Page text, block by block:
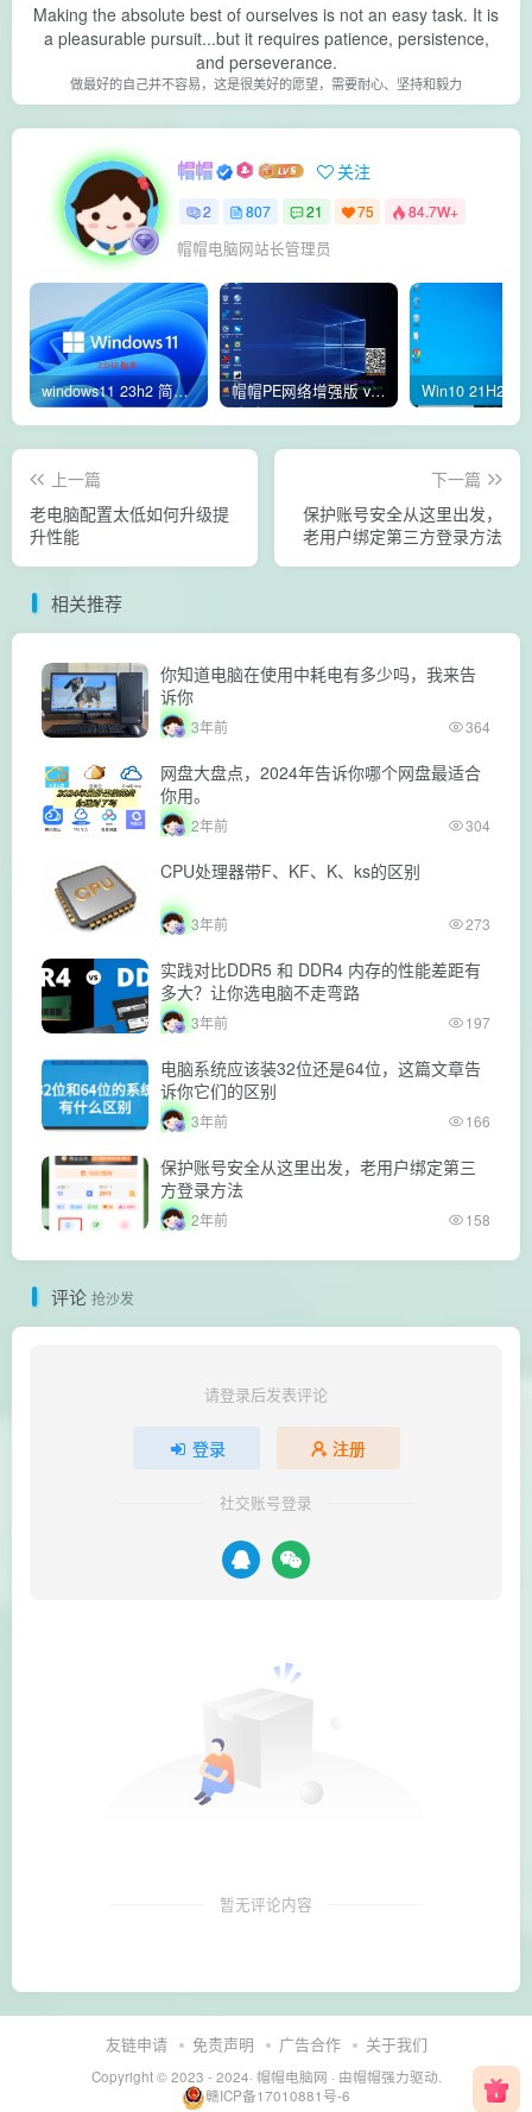
Making the absolute best of ourselves is not an easy task. It is
a pleasurable pursuit...but it requires patience, persistence,
and perseverance.
做最好的自己并不容易，这是很美好的愿望，需要耐心、坚持和毅力
帽帽 关注
2 807 21 75 84.7W+
帽帽电脑网站长管理员
windows11 23h2 简体中文版64位 正式版 帽帽PE网络增强版 v2.4版本
上一篇
老电脑配置太低如何升级提
升性能
下一篇
保护账号安全从这里出发，
老用户绑定第三方登录方法
相关推荐
你知道电脑在使用中耗电有多少吗，我来告
诉你
3年前 364
网盘大盘点，2024年告诉你哪个网盘最适合
你用。
2年前 304
CPU处理器带F、KF、K、ks的区别
3年前 273
实践对比DDR5 和 DDR4 内存的性能差距有
多大？让你选电脑不走弯路
3年前 197
电脑系统应该装32位还是64位，这篇文章告
诉你它们的区别
3年前 166
保护账号安全从这里出发，老用户绑定第三
方登录方法
2年前 158
评论 抢沙发
请登录后发表评论
登录 注册
社交账号登录
暂无评论内容
友链申请 免责声明 广告合作 关于我们
Copyright © 2023 - 2024· 帽帽电脑网 · 由帽帽强力驱动.
赣ICP备17010881号-6